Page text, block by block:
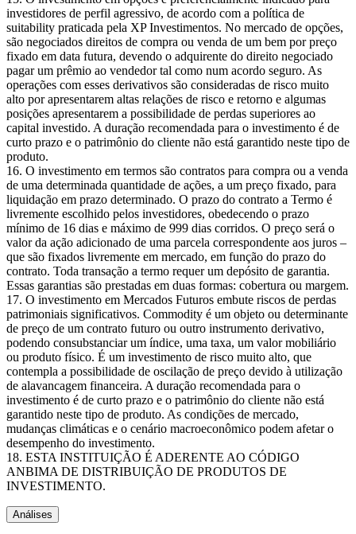
investidores de perfil agressivo, de acordo com a política de
suitability praticada pela XP Investimentos. No mercado de opções,
são negociados direitos de compra ou venda de um bem por preço
fixado em data futura, devendo o adquirente do direito negociado
pagar um prêmio ao vendedor tal como num acordo seguro. As
operações com esses derivativos são consideradas de risco muito
alto por apresentarem altas relações de risco e retorno e algumas
posições apresentarem a possibilidade de perdas superiores ao
capital investido. A duração recomendada para o investimento é de
curto prazo e o patrimônio do cliente não está garantido neste tipo de
produto.
O investimento em termos são contratos para compra ou a venda
de uma determinada quantidade de ações, a um preço fixado, para
liquidação em prazo determinado. O prazo do contrato a Termo é
livremente escolhido pelos investidores, obedecendo o prazo
mínimo de 16 dias e máximo de 999 dias corridos. O preço será o
valor da ação adicionado de uma parcela correspondente aos juros –
que são fixados livremente em mercado, em função do prazo do
contrato. Toda transação a termo requer um depósito de garantia.
Essas garantias são prestadas em duas formas: cobertura ou margem.
O investimento em Mercados Futuros embute riscos de perdas
patrimoniais significativos. Commodity é um objeto ou determinante
de preço de um contrato futuro ou outro instrumento derivativo,
podendo consubstanciar um índice, uma taxa, um valor mobiliário
ou produto físico. É um investimento de risco muito alto, que
contempla a possibilidade de oscilação de preço devido à utilização
de alavancagem financeira. A duração recomendada para o
investimento é de curto prazo e o patrimônio do cliente não está
garantido neste tipo de produto. As condições de mercado,
mudanças climáticas e o cenário macroeconômico podem afetar o
desempenho do investimento.
ESTA INSTITUIÇÃO É ADERENTE AO CÓDIGO
ANBIMA DE DISTRIBUIÇÃO DE PRODUTOS DE
INVESTIMENTO.
Análises